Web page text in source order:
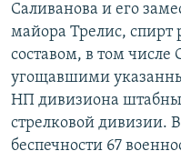
Саливанова и его
майора Трелис, спирт
составом, в том
угощавшими
НП дивизиона
стрелковой дивизии.
беспечности 67